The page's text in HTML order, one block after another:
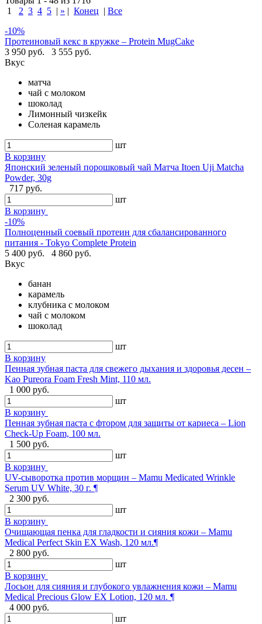
1
2 3 4 5 | » | Конец | Все
-10%
Протеиновый кекс в кружке – Protein MugCake
3 950 руб.
3 555 руб.
Вкус
матча
чай с молоком
шоколад
Лимонный чизкейк
Соленая карамель
шт
В корзину
Японский зеленый порошковый чай Матча Itoen Uji Matcha
Powder, 30g
717 руб.
шт
В корзину
-10%
Полноценный соевый протеин для сбалансированного
питания - Tokyo Complete Protein
5 400 руб.
4 860 руб.
Вкус
банан
карамель
клубника с молоком
чай с молоком
шоколад
шт
В корзину
Пенная зубная паста для свежего дыхания и здоровья десен –
Kao Pureora Foam Fresh Mint, 110 мл.
1 000 руб.
шт
В корзину
Пенная зубная паста с фтором для защиты от кариеса – Lion
Check-Up Foam, 100 мл.
1 500 руб.
шт
В корзину
UV-сыворотка против морщин – Mamu Medicated Wrinkle
Serum UV White, 30 г. ¶
2 300 руб.
шт
В корзину
Очищающая пенка для гладкости и сияния кожи – Mamu
Medical Perfect Skin EX Wash, 120 мл.¶
2 800 руб.
шт
В корзину
Лосьон для сияния и глубокого увлажнения кожи – Mamu
Medical Precious Glow EX Lotion, 120 мл. ¶
4 000 руб.
шт